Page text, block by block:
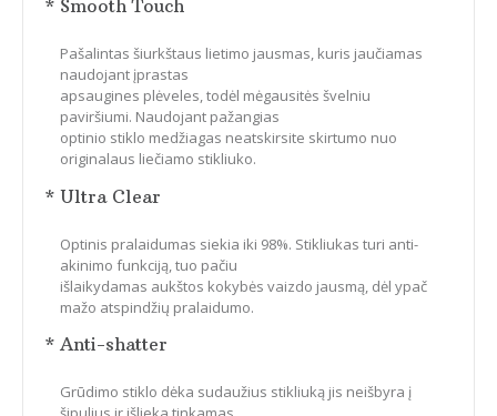
* Smooth Touch
Pašalintas šiurkštaus lietimo jausmas, kuris jaučiamas
naudojant įprastas
apsaugines plėveles, todėl mėgausitės švelniu
paviršiumi. Naudojant pažangias
optinio stiklo medžiagas neatskirsite skirtumo nuo
originalaus liečiamo stikliuko.
* Ultra Clear
Optinis pralaidumas siekia iki 98%. Stikliukas turi anti-
akinimo funkciją, tuo pačiu
išlaikydamas aukštos kokybės vaizdo jausmą, dėl ypač
mažo atspindžių pralaidumo.
* Anti-shatter
Grūdimo stiklo dėka sudaužius stikliuką jis neišbyra į